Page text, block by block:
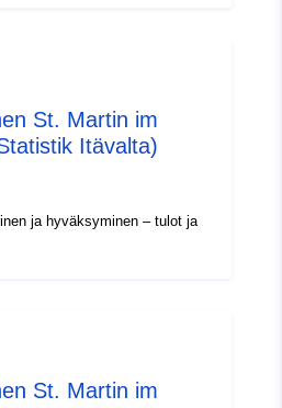
St. Martin im
Itävalta)
ja hyväksyminen – tulot ja
St. Martin im